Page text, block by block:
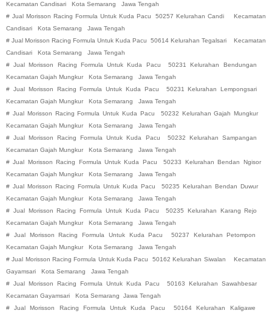
Kecamatan Candisari
Kota Semarang
Jawa Tengah
# Jual Morisson Racing Formula Untuk Kuda Pacu 50257 Kelurahan Candi
Kecamatan
Candisari
Kota Semarang
Jawa Tengah
# Jual Morisson Racing Formula Untuk Kuda Pacu 50614 Kelurahan Tegalsari
Kecamatan
Candisari
Kota Semarang
Jawa Tengah
# Jual Morisson Racing Formula Untuk Kuda Pacu
50231 Kelurahan Bendungan
Kecamatan Gajah Mungkur
Kota Semarang
Jawa Tengah
# Jual Morisson Racing Formula Untuk Kuda Pacu
50231 Kelurahan Lempongsari
Kecamatan Gajah Mungkur
Kota Semarang
Jawa Tengah
# Jual Morisson Racing Formula Untuk Kuda Pacu
50232 Kelurahan Gajah Mungkur
Kecamatan Gajah Mungkur
Kota Semarang
Jawa Tengah
# Jual Morisson Racing Formula Untuk Kuda Pacu
50232 Kelurahan Sampangan
Kecamatan Gajah Mungkur
Kota Semarang
Jawa Tengah
# Jual Morisson Racing Formula Untuk Kuda Pacu
50233 Kelurahan Bendan Ngisor
Kecamatan Gajah Mungkur
Kota Semarang
Jawa Tengah
# Jual Morisson Racing Formula Untuk Kuda Pacu
50235 Kelurahan Bendan Duwur
Kecamatan Gajah Mungkur
Kota Semarang
Jawa Tengah
# Jual Morisson Racing Formula Untuk Kuda Pacu
50235 Kelurahan Karang Rejo
Kecamatan Gajah Mungkur
Kota Semarang
Jawa Tengah
#
Jual Morisson Racing Formula Untuk Kuda Pacu
50237 Kelurahan Petompon
Kecamatan Gajah Mungkur
Kota Semarang
Jawa Tengah
# Jual Morisson Racing Formula Untuk Kuda Pacu 50162 Kelurahan Siwalan
Kecamatan
Gayamsari
Kota Semarang
Jawa Tengah
# Jual Morisson Racing Formula Untuk Kuda Pacu
50163 Kelurahan Sawahbesar
Kecamatan Gayamsari
Kota Semarang
Jawa Tengah
#
Jual Morisson Racing Formula Untuk Kuda Pacu
50164 Kelurahan Kaligawe